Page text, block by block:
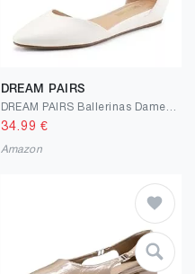
DREAM PAIRS
34.99 €
Amazon